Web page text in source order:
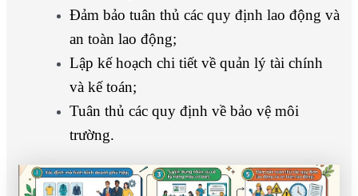
Đảm bảo tuân thủ các quy định lao động và
an toàn lao động;
Lập kế hoạch chi tiết về quản lý tài chính
và kế toán;
Tuân thủ các quy định về bảo vệ môi
trường.